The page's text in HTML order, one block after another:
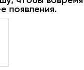
появления.